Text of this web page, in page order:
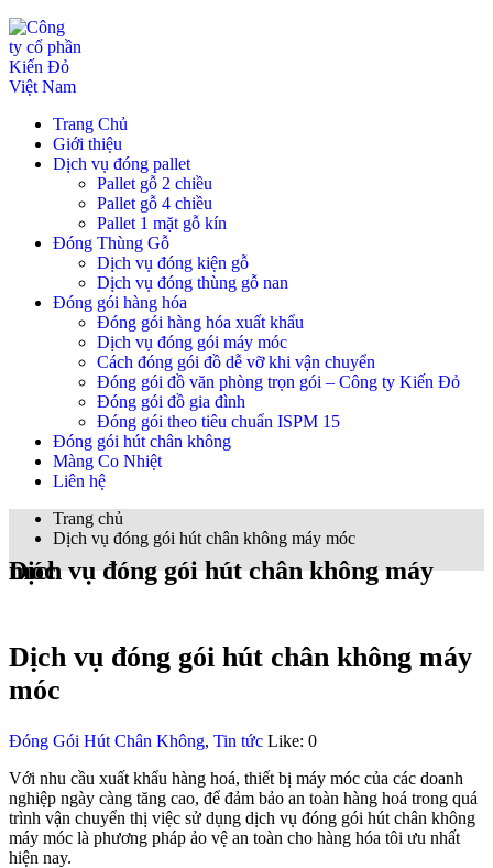
Trang Chủ
Giới thiệu
Dịch vụ đóng pallet
Pallet gỗ 2 chiều
Pallet gỗ 4 chiều
Pallet 1 mặt gỗ kín
Đóng Thùng Gỗ
Dịch vụ đóng kiện gỗ
Dịch vụ đóng thùng gỗ nan
Đóng gói hàng hóa
Đóng gói hàng hóa xuất khẩu
Dịch vụ đóng gói máy móc
Cách đóng gói đồ dễ vỡ khi vận chuyển
Đóng gói đồ văn phòng trọn gói – Công ty Kiến Đỏ
Đóng gói đồ gia đình
Đóng gói theo tiêu chuẩn ISPM 15
Đóng gói hút chân không
Màng Co Nhiệt
Liên hệ
Trang chủ
Dịch vụ đóng gói hút chân không máy móc
Dịch vụ đóng gói hút chân không máy móc
Dịch vụ đóng gói hút chân không máy
móc
Đóng Gói Hút Chân Không, Tin tức Like: 0
Với nhu cầu xuất khẩu hàng hoá, thiết bị máy móc của các doanh
nghiệp ngày càng tăng cao, để đảm bảo an toàn hàng hoá trong quá
trình vận chuyển thị việc sử dụng dịch vụ đóng gói hút chân không
máy móc là phương pháp ảo vệ an toàn cho hàng hóa tôi ưu nhất
hiện nay.